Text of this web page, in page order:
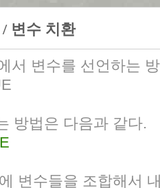
변수 치환
서 변수를 선언하는
방법은 다음과 같다.
변수들을 조합해서